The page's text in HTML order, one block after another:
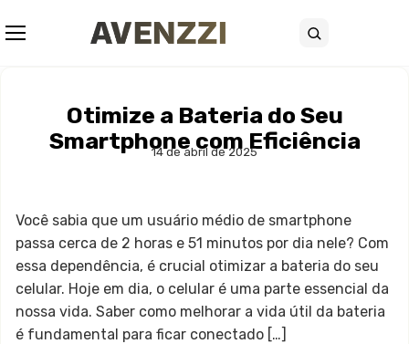
Buscar
Otimize a Bateria do Seu
Smartphone com Eficiência
14 de abril de 2025
Você sabia que um usuário médio de smartphone
passa cerca de 2 horas e 51 minutos por dia nele? Com
essa dependência, é crucial otimizar a bateria do seu
celular. Hoje em dia, o celular é uma parte essencial da
nossa vida. Saber como melhorar a vida útil da bateria
é fundamental para ficar conectado […]